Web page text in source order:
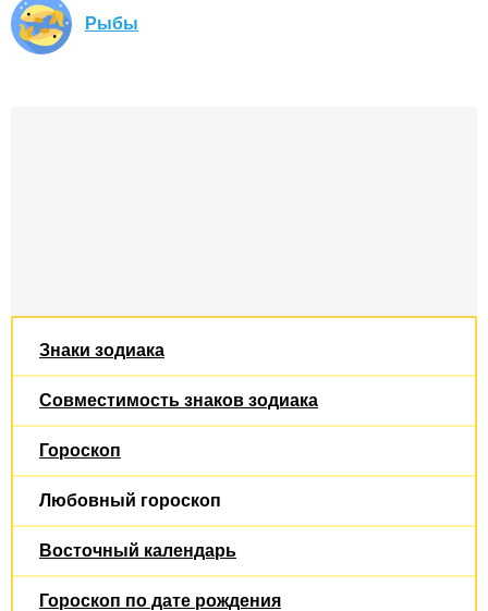
Рыбы
Знаки зодиака
Совместимость знаков зодиака
Гороскоп
Любовный гороскоп
Восточный календарь
Гороскоп по дате рождения